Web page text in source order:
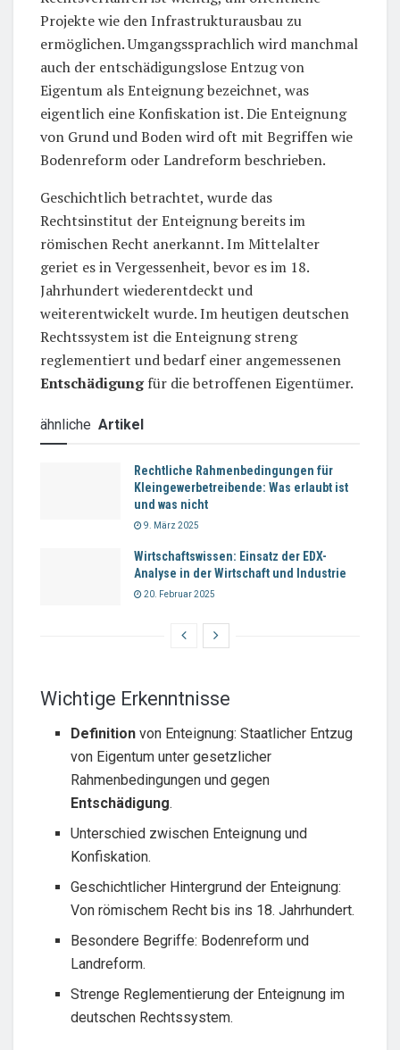
Projekte wie den Infrastrukturausbau zu
ermöglichen. Umgangssprachlich wird manchmal
auch der entschädigungslose Entzug von
Eigentum als Enteignung bezeichnet, was
eigentlich eine Konfiskation ist. Die Enteignung
von Grund und Boden wird oft mit Begriffen wie
Bodenreform oder Landreform beschrieben.
Geschichtlich betrachtet, wurde das
Rechtsinstitut der Enteignung bereits im
römischen Recht anerkannt. Im Mittelalter
geriet es in Vergessenheit, bevor es im 18.
Jahrhundert wiederentdeckt und
weiterentwickelt wurde. Im heutigen deutschen
Rechtssystem ist die Enteignung streng
reglementiert und bedarf einer angemessenen
Entschädigungfür die betroffenen Eigentümer.
ähnliche Artikel
Rechtliche Rahmenbedingungen für
Kleingewerbetreibende: Was erlaubt ist
und was nicht
9. März 2025
Wirtschaftswissen: Einsatz der EDX-
Analyse in der Wirtschaft und Industrie
20. Februar 2025
Wichtige Erkenntnisse
Definition von Enteignung: Staatlicher Entzug
von Eigentum unter gesetzlicher
Rahmenbedingungen und gegen
Entschädigung.
Unterschied zwischen Enteignung und
Konfiskation.
Geschichtlicher Hintergrund der Enteignung:
Von römischem Recht bis ins 18. Jahrhundert.
Besondere Begriffe: Bodenreform und
Landreform.
Strenge Reglementierung der Enteignung im
deutschen Rechtssystem.